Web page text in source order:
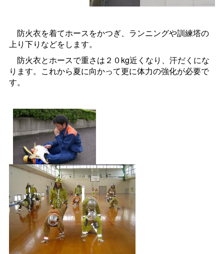
防火衣を着てホースをかつぎ、ランニングや訓練塔の
上り下りなどをします。
防火衣とホースで重さは２０kg近くなり、汗だくにな
ります。これから夏に向かって更に体力の強化が必要で
す。